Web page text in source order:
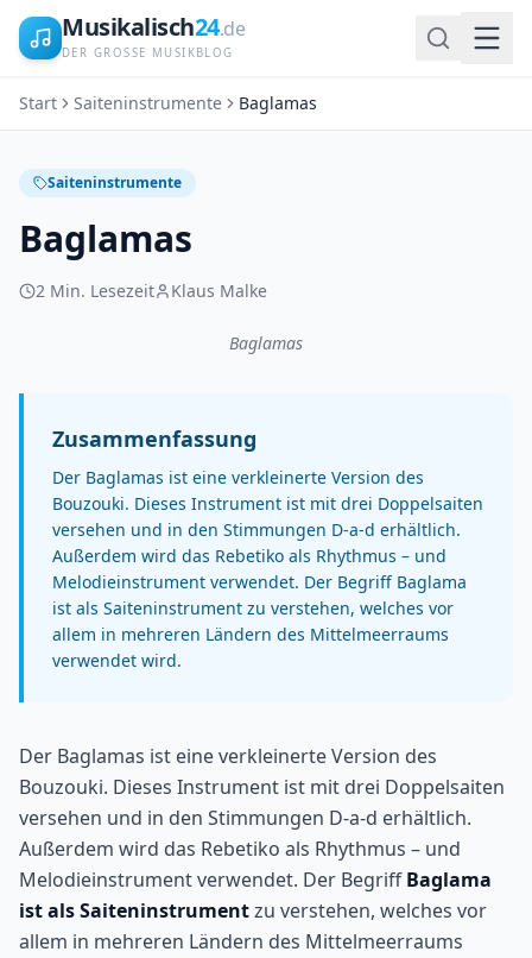
Musikalisch24.de
DER GROSSE MUSIKBLOG
Start Saiteninstrumente Baglamas
Saiteninstrumente
Baglamas
2 Min. Lesezeit Klaus Malke
Baglamas
Zusammenfassung
Der Baglamas ist eine verkleinerte Version des
Bouzouki. Dieses Instrument ist mit drei Doppelsaiten
versehen und in den Stimmungen D-a-d erhältlich.
Außerdem wird das Rebetiko als Rhythmus – und
Melodieinstrument verwendet. Der Begriff Baglama
ist als Saiteninstrument zu verstehen, welches vor
allem in mehreren Ländern des Mittelmeerraums
verwendet wird.
Der Baglamas ist eine verkleinerte Version des
Bouzouki. Dieses Instrument ist mit drei Doppelsaiten
versehen und in den Stimmungen D-a-d erhältlich.
Außerdem wird das Rebetiko als Rhythmus – und
Melodieinstrument verwendet. Der BegriffBaglama
ist als Saiteninstrumentzu verstehen, welches vor
allem in mehreren Ländern des Mittelmeerraums